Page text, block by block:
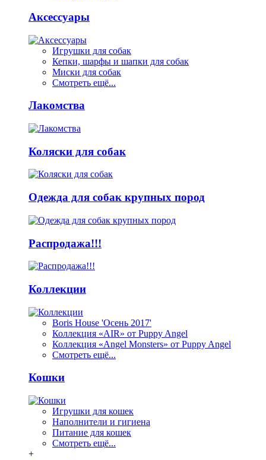
Аксессуары
Игрушки для собак
Кепки, шарфы и шапки для собак
Миски для собак
Смотреть ещё...
Лакомства
Коляски для собак
Одежда для собак крупных пород
Распродажа!!!
Коллекции
Boris House 'Осень 2017'
Коллекция «AIR» от Puppy Angel
Коллекция «Angel Monsters» от Puppy Angel
Смотреть ещё...
Кошки
Игрушки для кошек
Наполнители и гигиена
Питание для кошек
Смотреть ещё...
+